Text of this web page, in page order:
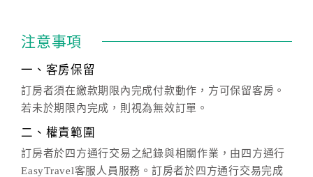
注意事項
一、客房保留
訂房者須在繳款期限內完成付款動作，方可保留客房。
若未於期限內完成，則視為無效訂單。
二、權責範圍
訂房者於四方通行交易之紀錄與相關作業，由四方通行
EasyTravel客服人員服務。訂房者於四方通行交易完成